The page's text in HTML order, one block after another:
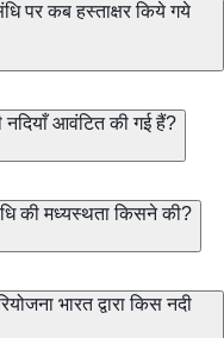
पर कब हस्ताक्षर किये गये
आवंटित की गई हैं?
की मध्यस्थता किसने की?
भारत द्वारा किस नदी